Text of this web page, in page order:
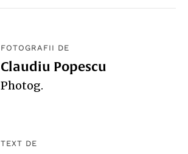
FOTOGRAFII DE
Claudiu Popescu
Photog.
TEXT DE